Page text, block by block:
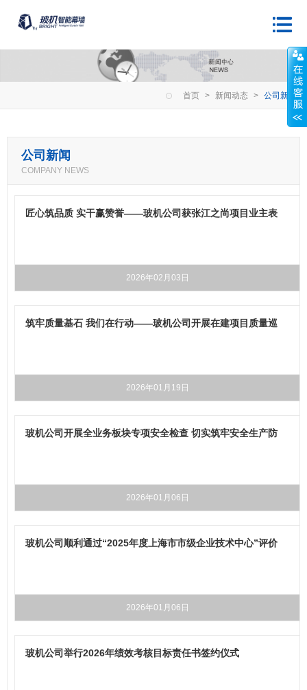
首页 > 新闻动态 > 公司新闻
公司新闻
COMPANY NEWS
匠心筑品质 实干赢赞誉——玻机公司获张江之尚项目业主表
2026年02月03日
筑牢质量基石 我们在行动——玻机公司开展在建项目质量巡
2026年01月19日
玻机公司开展全业务板块专项安全检查 切实筑牢安全生产防
2026年01月06日
玻机公司顺利通过“2025年度上海市市级企业技术中心”评价
2026年01月06日
玻机公司举行2026年绩效考核目标责任书签约仪式